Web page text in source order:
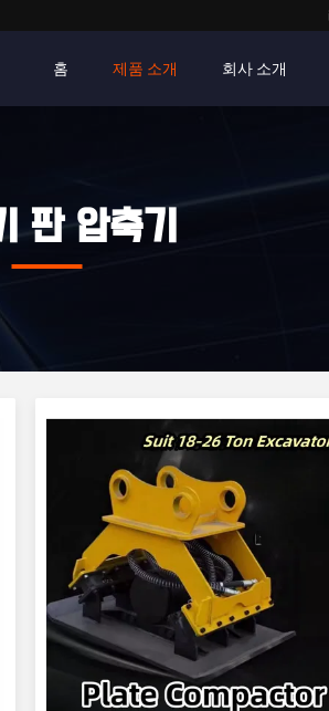
홈 제품 소개 회사 소개
판 압축기